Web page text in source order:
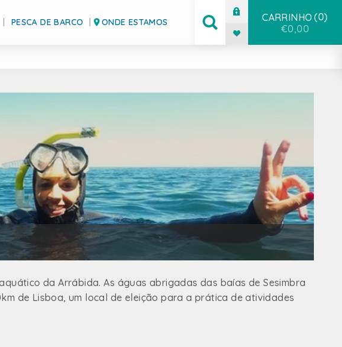
PESCA DE BARCO ONDE ESTAMOS CARRINHO 0
€0,00
da Arrábida. As águas abrigadas das baías de Sesimbra
de Lisboa, um local de eleição para a prática de atividades